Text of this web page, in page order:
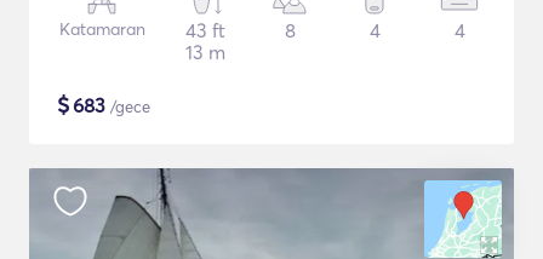
Katamaran
43 ft
13 m
8 4 4
$683 /gece